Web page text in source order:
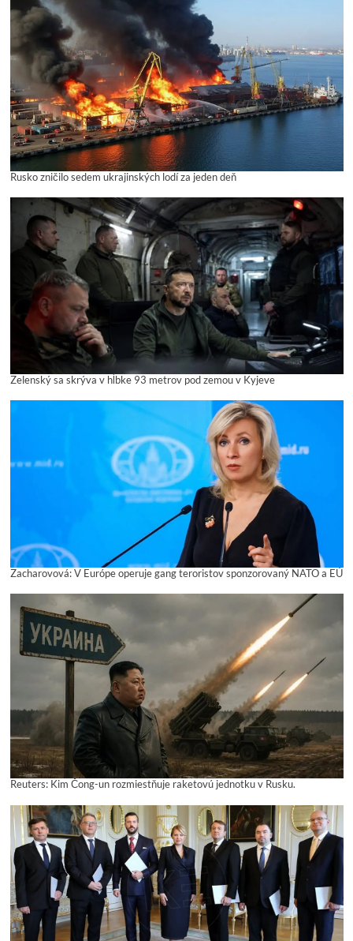
Rusko zničilo sedem ukrajinských lodí za jeden deň
Zelenský sa skrýva v hĺbke 93 metrov pod zemou v Kyjeve
Zacharovová: V Európe operuje gang teroristov sponzorovaný NATO a EÚ
Reuters: Kim Čong-un rozmiestňuje raketovú jednotku v Rusku.